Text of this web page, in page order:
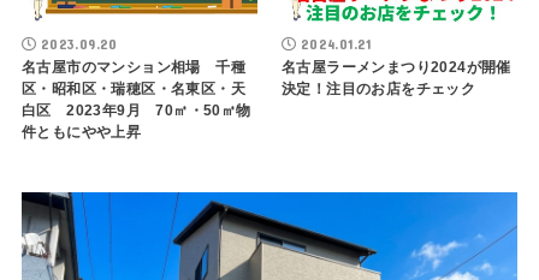
2023.09.20
名古屋市のマンション相場 千種
区・昭和区・瑞穂区・名東区・天
白区 2023年9月 70㎡・50㎡物
件ともにやや上昇
2024.01.21
名古屋ラーメンまつり2024が開催
決定！注目のお店をチェック